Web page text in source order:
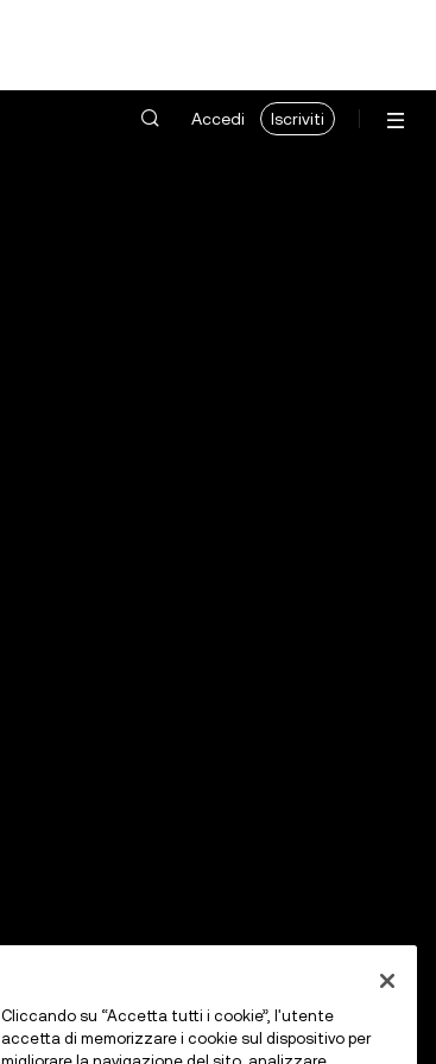
Accedi Iscriviti
Cliccando su “Accetta tutti i cookie”, l'utente
accetta di memorizzare i cookie sul dispositivo per